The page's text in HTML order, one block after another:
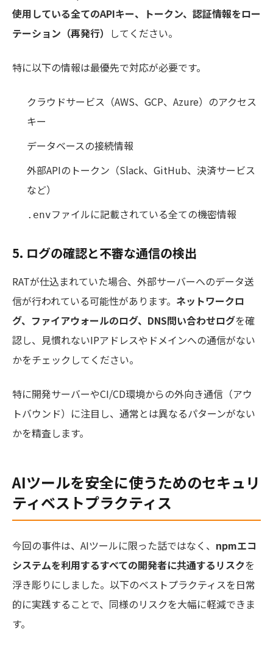
使用している全てのAPIキー、トークン、認証情報をロー
テーション（再発行） してください。
特に以下の情報は最優先で対応が必要です。
クラウドサービス（AWS、GCP、Azure）のアクセス
キー
データベースの接続情報
外部APIのトークン（Slack、GitHub、決済サービス
など）
.envファイルに記載されている全ての機密情報
5. ログの確認と不審な通信の検出
RATが仕込まれていた場合、外部サーバーへのデータ送
信が行われている可能性があります。 ネットワークロ
グ、ファイアウォールのログ、DNS問い合わせログを確
認し、見慣れないIPアドレスやドメインへの通信がない
かをチェックしてください。
特に開発サーバーやCI/CD環境からの外向き通信（アウ
トバウンド）に注目し、通常とは異なるパターンがない
かを精査します。
AIツールを安全に使うためのセキュリ
ティベストプラクティス
今回の事件は、AIツールに限った話ではなく、 npmエコ
システムを利用するすべての開発者に共通するリスクを
浮き彫りにしました。以下のベストプラクティスを日常
的に実践することで、同様のリスクを大幅に軽減できま
す。